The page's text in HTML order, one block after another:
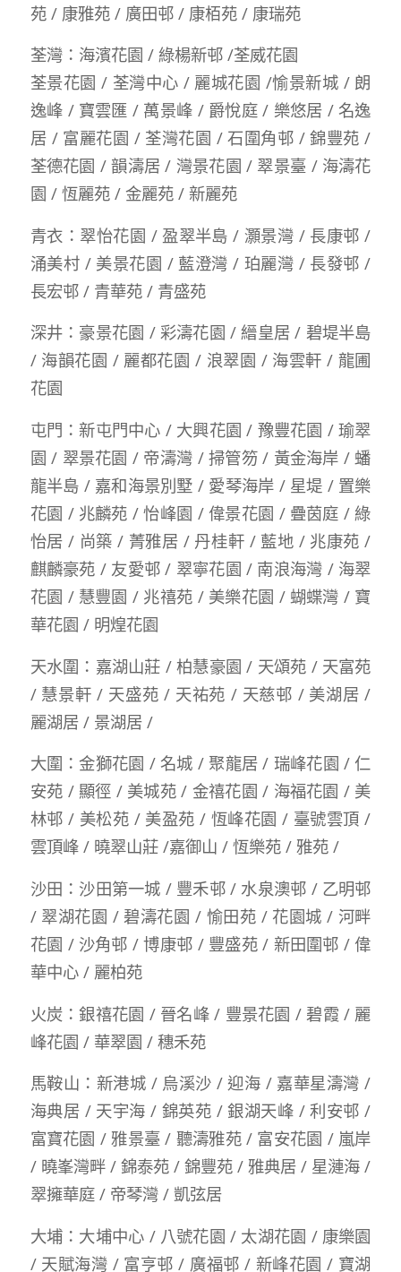
苑 / 康雅苑 / 廣田邨 / 康栢苑 / 康瑞苑
荃灣：海濱花園 / 綠楊新邨 /荃威花園
荃景花園 / 荃灣中心 / 麗城花園 /愉景新城 / 朗
逸峰 / 寶雲匯 / 萬景峰 / 爵悅庭 / 樂悠居 / 名逸
居 / 富麗花園 / 荃灣花園 / 石圍角邨 / 錦豐苑 /
荃德花園 / 韻濤居 / 灣景花園 / 翠景臺 / 海濤花
園 / 恆麗苑 / 金麗苑 / 新麗苑
青衣：翠怡花園 / 盈翠半島 / 灝景灣 / 長康邨 /
涌美村 / 美景花園 / 藍澄灣 / 珀麗灣 / 長發邨 /
長宏邨 / 青華苑 / 青盛苑
深井：豪景花園 / 彩濤花園 / 縉皇居 / 碧堤半島
/ 海韻花園 / 麗都花園 / 浪翠園 / 海雲軒 / 龍圃
花園
屯門：新屯門中心 / 大興花園 / 豫豐花園 / 瑜翠
園 / 翠景花園 / 帝濤灣 / 掃管笏 / 黃金海岸 / 蟠
龍半島 / 嘉和海景別墅 / 愛琴海岸 / 星堤 / 置樂
花園 / 兆麟苑 / 怡峰園 / 偉景花園 / 疊茵庭 / 綠
怡居 / 尚築 / 菁雅居 / 丹桂軒 / 藍地 / 兆康苑 /
麒麟豪苑 / 友愛邨 / 翠寧花園 / 南浪海灣 / 海翠
花園 / 慧豐園 / 兆禧苑 / 美樂花園 / 蝴蝶灣 / 寶
華花園 / 明煌花園
天水圍：嘉湖山莊 / 柏慧豪園 / 天頌苑 / 天富苑
/ 慧景軒 / 天盛苑 / 天祐苑 / 天慈邨 / 美湖居 /
麗湖居 / 景湖居 /
大圍：金獅花園 / 名城 / 聚龍居 / 瑞峰花園 / 仁
安苑 / 顯徑 / 美城苑 / 金禧花園 / 海福花園 / 美
林邨 / 美松苑 / 美盈苑 / 恆峰花園 / 臺號雲頂 /
雲頂峰 / 曉翠山莊 /嘉御山 / 恆樂苑 / 雅苑 /
沙田：沙田第一城 / 豐禾邨 / 水泉澳邨 / 乙明邨
/ 翠湖花園 / 碧濤花園 / 愉田苑 / 花園城 / 河畔
花園 / 沙角邨 / 博康邨 / 豐盛苑 / 新田圍邨 / 偉
華中心 / 麗柏苑
火炭：銀禧花園 / 晉名峰 / 豐景花園 / 碧霞 / 麗
峰花園 / 華翠園 / 穗禾苑
馬鞍山：新港城 / 烏溪沙 / 迎海 / 嘉華星濤灣 /
海典居 / 天宇海 / 錦英苑 / 銀湖天峰 / 利安邨 /
富寶花園 / 雅景臺 / 聽濤雅苑 / 富安花園 / 嵐岸
/ 曉峯灣畔 / 錦泰苑 / 錦豐苑 / 雅典居 / 星漣海 /
翠擁華庭 / 帝琴灣 / 凱弦居
大埔：大埔中心 / 八號花園 / 太湖花園 / 康樂園
/ 天賦海灣 / 富亨邨 / 廣福邨 / 新峰花園 / 寶湖